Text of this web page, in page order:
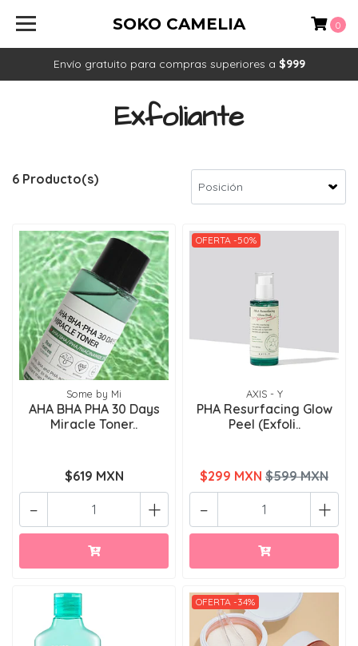
Envío gratuito para compras superiores a $999
SOKO CAMELIA 0
Exfoliante
6 Producto(s)
Some by Mi
AHA BHA PHA 30 Days
Miracle Toner..
$619 MXN
+
-
OFERTA -50%
AXIS - Y
PHA Resurfacing Glow
Peel (Exfoli..
$299 MXN $599 MXN
+
-
OFERTA -34%